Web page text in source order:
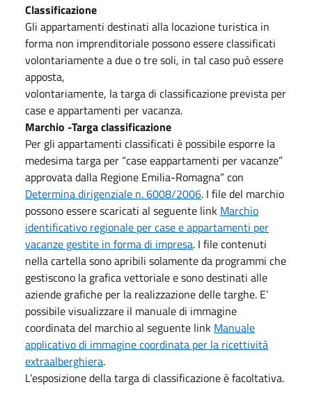
Classificazione
Gli appartamenti destinati alla locazione turistica in
forma non imprenditoriale possono essere classificati
volontariamente a due o tre soli, in tal caso può essere
apposta,
volontariamente, la targa di classificazione prevista per
case e appartamenti per vacanza.
Marchio -Targa classificazione
Per gli appartamenti classificati è possibile esporre la
medesima targa per “case eappartamenti per vacanze”
approvata dalla Regione Emilia-Romagna” con
Determina dirigenziale n. 6008/2006. I file del marchio
possono essere scaricati al seguente link Marchio
identificativo regionale per case e appartamenti per
vacanze gestite in forma di impresa. I file contenuti
nella cartella sono apribili solamente da programmi che
gestiscono la grafica vettoriale e sono destinati alle
aziende grafiche per la realizzazione delle targhe. E’
possibile visualizzare il manuale di immagine
coordinata del marchio al seguente link Manuale
applicativo di immagine coordinata per la ricettività
extraalberghiera.
L’esposizione della targa di classificazione è facoltativa.